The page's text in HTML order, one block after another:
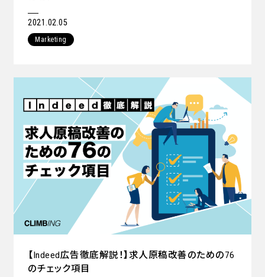
2021.02.05
Marketing
【Indeed広告徹底解説！】求人原稿改善のための76
のチェック項目